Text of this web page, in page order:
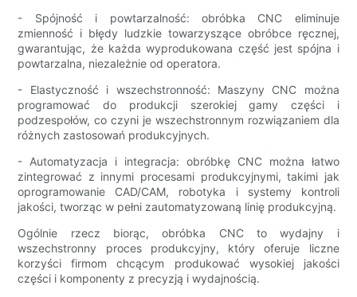
- Spójność i powtarzalność: obróbka CNC eliminuje
zmienność i błędy ludzkie towarzyszące obróbce ręcznej,
gwarantując, że każda wyprodukowana część jest spójna i
powtarzalna, niezależnie od operatora.
- Elastyczność i wszechstronność: Maszyny CNC można
programować do produkcji szerokiej gamy części i
podzespołów, co czyni je wszechstronnym rozwiązaniem dla
różnych zastosowań produkcyjnych.
- Automatyzacja i integracja: obróbkę CNC można łatwo
zintegrować z innymi procesami produkcyjnymi, takimi jak
oprogramowanie CAD/CAM, robotyka i systemy kontroli
jakości, tworząc w pełni zautomatyzowaną linię produkcyjną.
Ogólnie rzecz biorąc, obróbka CNC to wydajny i
wszechstronny proces produkcyjny, który oferuje liczne
korzyści firmom chcącym produkować wysokiej jakości
części i komponenty z precyzją i wydajnością.